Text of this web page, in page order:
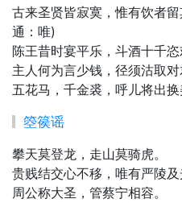
古来圣贤皆寂寞，惟有饮者
通：唯)
陈王昔时宴平乐，斗酒十千恣
主人何为言少钱，径须沽取对
五花马，千金裘，呼儿将出换
箜篌谣
攀天莫登龙，走山莫骑虎。
贵贱结交心不移，唯有严陵及
周公称大圣，管蔡宁相容。